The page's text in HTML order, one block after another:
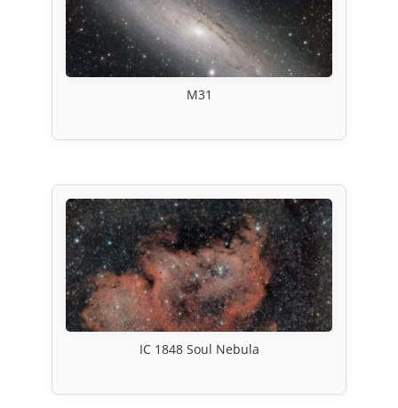
M31
IC 1848 Soul Nebula